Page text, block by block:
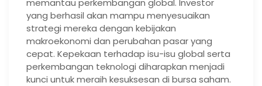
memantau perkembangan global. Investor
yang berhasil akan mampu menyesuaikan
strategi mereka dengan kebijakan
makroekonomi dan perubahan pasar yang
cepat. Kepekaan terhadap isu-isu global serta
perkembangan teknologi diharapkan menjadi
kunci untuk meraih kesuksesan di bursa saham.